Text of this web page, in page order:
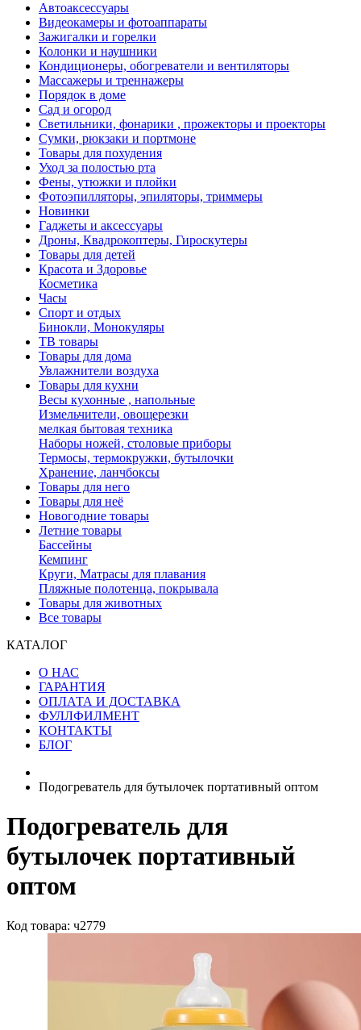
Автоаксессуары
Видеокамеры и фотоаппараты
Зажигалки и горелки
Колонки и наушники
Кондиционеры, обогреватели и вентиляторы
Массажеры и треннажеры
Порядок в доме
Сад и огород
Светильники, фонарики , прожекторы и проекторы
Сумки, рюкзаки и портмоне
Товары для похудения
Уход за полостью рта
Фены, утюжки и плойки
Фотоэпилляторы, эпиляторы, триммеры
Новинки
Гаджеты и аксессуары
Дроны, Квадрокоптеры, Гироскутеры
Товары для детей
Красота и Здоровье
Косметика
Часы
Спорт и отдых
Бинокли, Монокуляры
ТВ товары
Товары для дома
Увлажнители воздуха
Товары для кухни
Весы кухонные , напольные
Измельчители, овощерезки
мелкая бытовая техника
Наборы ножей, столовые приборы
Термосы, термокружки, бутылочки
Хранение, ланчбоксы
Товары для него
Товары для неё
Новогодние товары
Летние товары
Бассейны
Кемпинг
Круги, Матрасы для плавания
Пляжные полотенца, покрывала
Товары для животных
Все товары
КАТАЛОГ
О НАС
ГАРАНТИЯ
ОПЛАТА И ДОСТАВКА
ФУЛЛФИЛМЕНТ
КОНТАКТЫ
БЛОГ
Подогреватель для бутылочек портативный оптом
Подогреватель для
бутылочек портативный
оптом
Код товара: ч2779